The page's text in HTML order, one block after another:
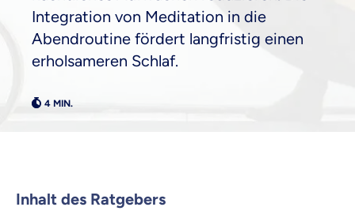
Integration von Meditation in die
Abendroutine fördert langfristig einen
erholsameren Schlaf.
Inhalt des Ratgebers
Vergleich mit anderen Tarifen am Markt
Wir helfen dir dabei Unterschiede in
Versicherungen zu verstehen
Versicherungsprodukt wählen